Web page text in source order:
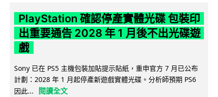
PlayStation 確認停產實體光碟 包裝印
出重要通告 2028 年 1 月後不出光碟遊
戲
Sony 已在 PS5 主機包裝加貼提示貼紙，重申官方 7 月已公布
計劃：2028 年 1 月起停產新遊戲實體光碟。分析師預期 PS6
因此...
閱讀全文